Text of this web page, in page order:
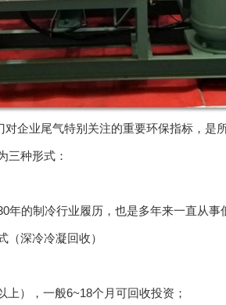
企业尾气特别关注的重要环保指标，是
三种形式：
年的制冷行业履历，也是多年来一直从事
（深冷冷凝回收）
上），一般6~18个月可回收投资；